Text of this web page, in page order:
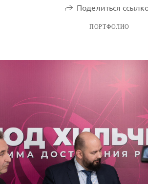
Поделиться
ПОРТФОЛИО